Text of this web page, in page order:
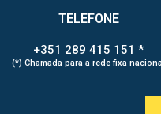
TELEFONE
+351 289 415 151 *
(*) Chamada para a rede fixa